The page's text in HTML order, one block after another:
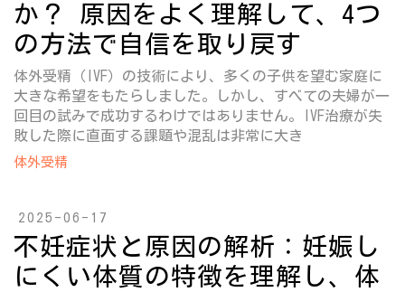
か？ 原因をよく理解して、4つ
の方法で自信を取り戻す
体外受精（IVF）の技術により、多くの子供を望む家庭に
大きな希望をもたらしました。しかし、すべての夫婦が一
回目の試みで成功するわけではありません。IVF治療が失
敗した際に直面する課題や混乱は非常に大き
体外受精
2025-06-17
不妊症状と原因の解析：妊娠し
にくい体質の特徴を理解し、体